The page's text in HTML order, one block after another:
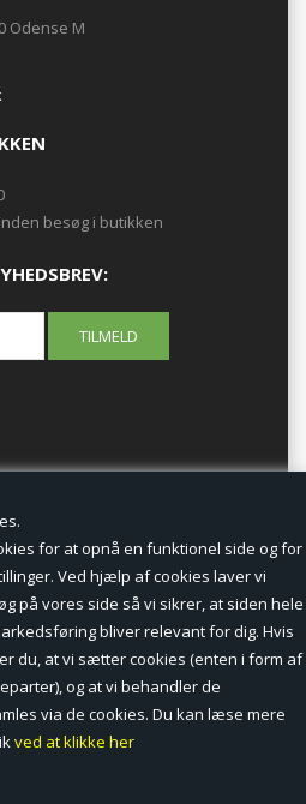
cookies.
for at opnå en funktionel side og for
Ved hjælp af cookies laver vi
på vores side så vi sikrer, at siden hele
bliver relevant for dig. Hvis
du, at vi sætter cookies (enten i form af
og at vi behandler de
via de cookies. Du kan læse mere
ved at klikke her
Odense M
besøg i butikken